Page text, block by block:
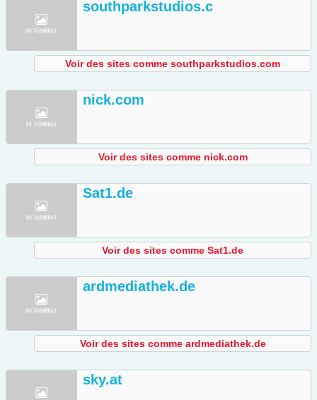
southparkstudios.c
Voir des sites comme southparkstudios.com
nick.com
Voir des sites comme nick.com
Sat1.de
Voir des sites comme Sat1.de
ardmediathek.de
Voir des sites comme ardmediathek.de
sky.at